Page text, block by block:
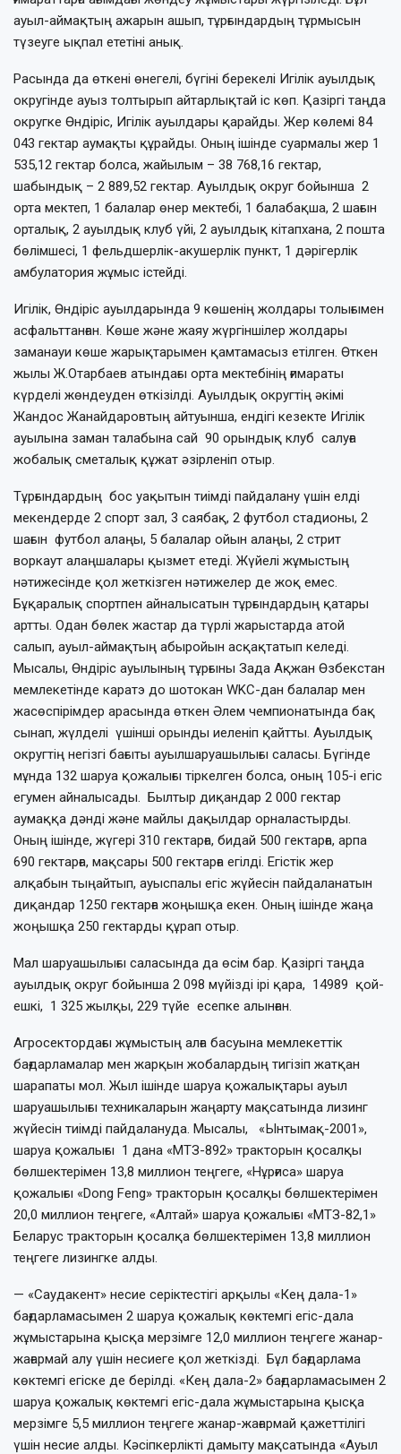
ауыл-аймақтың ажарын ашып, тұрғындардың тұрмысын
түзеуге ықпал ететіні анық.
Расында да өткені өнегелі, бүгіні берекелі Игілік ауылдық
округінде ауыз толтырып айтарлықтай іс көп. Қазіргі таңда
округке Өндіріс, Игілік ауылдары қарайды. Жер көлемі 84
043 гектар аумақты құрайды. Оның ішінде суармалы жер 1
535,12 гектар болса, жайылым – 38 768,16 гектар,
шабындық – 2 889,52 гектар. Ауылдық округ бойынша 2
орта мектеп, 1 балалар өнер мектебі, 1 балабақша, 2 шағын
орталық, 2 ауылдық клуб үйі, 2 ауылдық кітапхана, 2 пошта
бөлімшесі, 1 фельдшерлік-акушерлік пункт, 1 дәрігерлік
амбулатория жұмыс істейді.
Игілік, Өндіріс ауылдарында 9 көшенің жолдары толығымен
асфальттанған. Көше және жаяу жүргіншілер жолдары
заманауи көше жарықтарымен қамтамасыз етілген. Өткен
жылы Ж.Отарбаев атындағы орта мектебінің ғимараты
күрделі жөндеуден өткізілді. Ауылдық округтің әкімі
Жандос Жанайдаровтың айтуынша, ендігі кезекте Игілік
ауылына заман талабына сай 90 орындық клуб салуға
жобалық сметалық құжат әзірленіп отыр.
Тұрғындардың бос уақытын тиімді пайдалану үшін елді
мекендерде 2 спорт зал, 3 саябақ, 2 футбол стадионы, 2
шағын футбол алаңы, 5 балалар ойын алаңы, 2 стрит
воркаут алаңшалары қызмет етеді. Жүйелі жұмыстың
нәтижесінде қол жеткізген нәтижелер де жоқ емес.
Бұқаралық спортпен айналысатын тұрғындардың қатары
артты. Одан бөлек жастар да түрлі жарыстарда атой
салып, ауыл-аймақтың абыройын асқақтатып келеді.
Мысалы, Өндіріс ауылының тұрғыны Зада Ақжан Өзбекстан
мемлекетінде каратэ до шотокан WKC-дан балалар мен
жасөспірімдер арасында өткен Әлем чемпионатында бақ
сынап, жүлделі үшінші орынды иеленіп қайтты. Ауылдық
округтің негізгі бағыты ауылшаруашылығы саласы. Бүгінде
мұнда 132 шаруа қожалығы тіркелген болса, оның 105-і егіс
егумен айналысады. Былтыр диқандар 2 000 гектар
аумаққа дәнді және майлы дақылдар орналастырды.
Оның ішінде, жүгері 310 гектарға, бидай 500 гектарға, арпа
690 гектарға, мақсары 500 гектарға егілді. Егістік жер
алқабын тыңайтып, ауыспалы егіс жүйесін пайдаланатын
диқандар 1250 гектарға жоңышқа екен. Оның ішінде жаңа
жоңышқа 250 гектарды құрап отыр.
Мал шаруашылығы саласында да өсім бар. Қазіргі таңда
ауылдық округ бойынша 2 098 мүйізді ірі қара, 14989 қой-
ешкі, 1 325 жылқы, 229 түйе есепке алынған.
Агросектордағы жұмыстың алға басуына мемлекеттік
бағдарламалар мен жарқын жобалардың тигізіп жатқан
шарапаты мол. Жыл ішінде шаруа қожалықтары ауыл
шаруашылығы техникаларын жаңарту мақсатында лизинг
жүйесін тиімді пайдалануда. Мысалы, «Ынтымақ-2001»,
шаруа қожалығы 1 дана «МТЗ-892» тракторын қосалқы
бөлшектерімен 13,8 миллион теңгеге, «Нұрғиса» шаруа
қожалығы «Dong Feng» тракторын қосалқы бөлшектерімен
20,0 миллион теңгеге, «Алтай» шаруа қожалығы «МТЗ-82,1»
Беларус тракторын қосалқа бөлшектерімен 13,8 миллион
теңгеге лизингке алды.
— «Саудакент» несие серіктестігі арқылы «Кең дала-1»
бағдарламасымен 2 шаруа қожалық көктемгі егіс-дала
жұмыстарына қысқа мерзімге 12,0 миллион теңгеге жанар-
жағармай алу үшін несиеге қол жеткізді. Бұл бағдарлама
көктемгі егіске де берілді. «Кең дала-2» бағдарламасымен 2
шаруа қожалық көктемгі егіс-дала жұмыстарына қысқа
мерзімге 5,5 миллион теңгеге жанар-жағармай қажеттілігі
үшін несие алды. Кәсіпкерлікті дамыту мақсатында «Ауыл